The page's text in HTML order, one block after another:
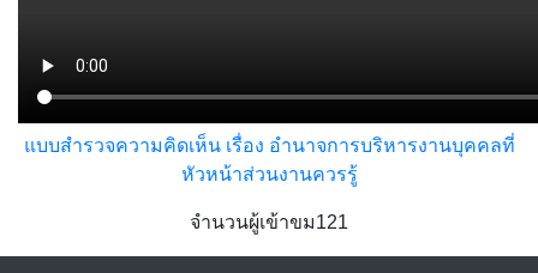
แบบสำรวจความคิดเห็น เรื่อง อำนาจการบริหารงานบุคคลที่
หัวหน้าส่วนงานควรรู้
จำนวนผู้เข้าขม121